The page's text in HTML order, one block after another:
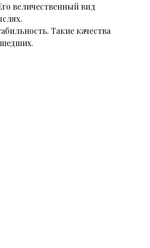
величественный вид
Такие качества